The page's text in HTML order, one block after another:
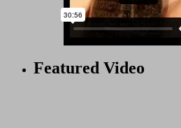
Featured Video